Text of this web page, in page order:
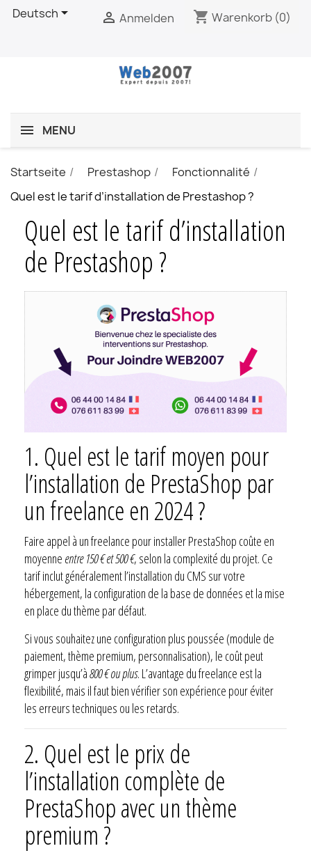
Deutsch  Anmelden shopping_cart Warenkorb (0)
MENU
Startseite Prestashop
Fonctionnalité
Quel est le tarif d’installation de Prestashop ?
Quel est le tarif d’installation
de Prestashop ?
1. Quel est le tarif moyen pour
l’installation de PrestaShop par
un freelance en 2024 ?
Faire appel à un freelance pour installer PrestaShop coûte en
moyenne entre 150 € et 500 €, selon la complexité du projet. Ce
tarif inclut généralement l’installation du CMS sur votre
hébergement, la configuration de la base de données et la mise
en place du thème par défaut.
Si vous souhaitez une configuration plus poussée (module de
paiement, thème premium, personnalisation), le coût peut
grimper jusqu’à800 € ou plus. L’avantage du freelance est la
flexibilité, mais il faut bien vérifier son expérience pour éviter
les erreurs techniques ou les retards.
2. Quel est le prix de
l’installation complète de
PrestaShop avec un thème
premium ?